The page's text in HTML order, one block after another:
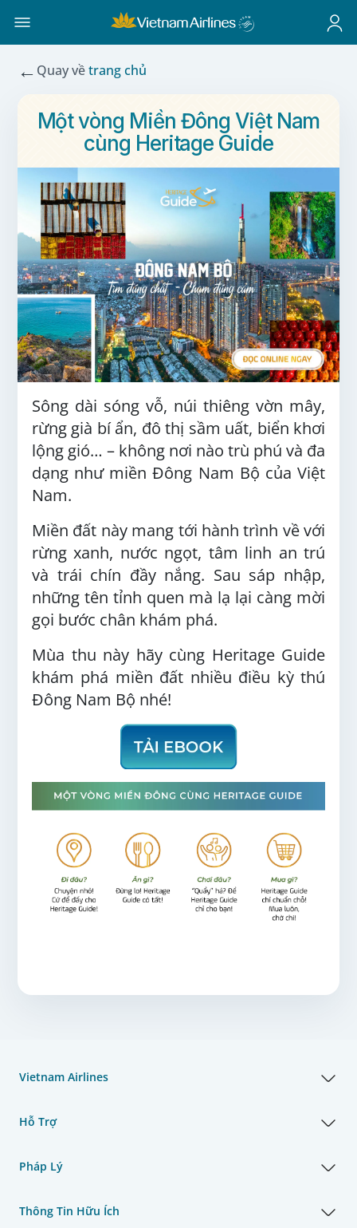
← Quay vềtrang chủ
Một vòng Miền Đông Việt Nam
cùng Heritage Guide
Sông dài sóng vỗ, núi thiêng vờn mây,
rừng già bí ẩn, đô thị sầm uất, biển khơi
lộng gió… – không nơi nào trù phú và đa
dạng như miền Đông Nam Bộ của Việt
Nam.
Miền đất này mang tới hành trình về với
rừng xanh, nước ngọt, tâm linh an trú
và trái chín đầy nắng. Sau sáp nhập,
những tên tỉnh quen mà lạ lại càng mời
gọi bước chân khám phá.
Mùa thu này hãy cùng Heritage Guide
khám phá miền đất nhiều điều kỳ thú
Đông Nam Bộ nhé!
Vietnam Airlines
Hỗ Trợ
Pháp Lý
Thông Tin Hữu Ích